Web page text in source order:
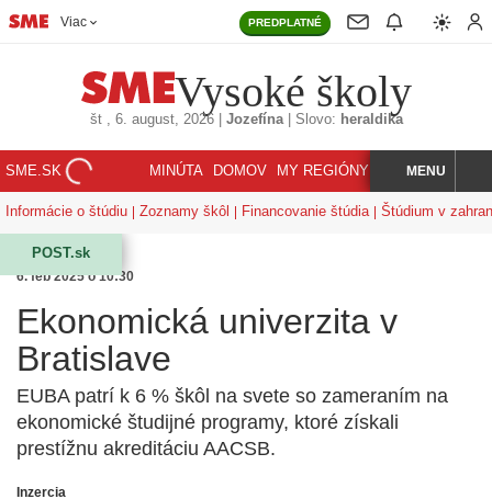
Viac PREDPLATNÉ
Vysoké školy
št, 6. august, 2026| Jozefína| Slovo: heraldika
SME.SK MINÚTA DOMOV MY REGIÓNY KORZÁR
HĽADAJMENU
Informácie o štúdiu Zoznamy škôl Financovanie štúdia Štúdium v
POST.sk
6. feb 2025 o 10:30
Ekonomická univerzita v
Bratislave
EUBA patrí k 6 % škôl na svete so zameraním na
ekonomické študijné programy, ktoré získali
prestížnu akreditáciu AACSB.
Inzercia